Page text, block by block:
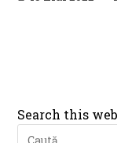
Search this